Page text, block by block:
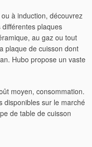
à induction, découvrez
plaques
au gaz ou tout
plaque de cuisson dont
Hubo propose un vaste
moyen, consommation.
disponibles sur le marché
de table de cuisson